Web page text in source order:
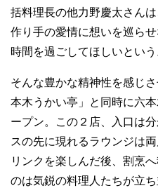
括料理長の他力野慶太さん
作り手の愛情に想いを巡ら
時間を過ごしてほしいという
そんな豊かな精神性を感じ
本木うかい亭」と同時に六
ープン。この２店、入口は
スの先に現れるラウンジは
リンクを楽しんだ後、割烹
のは気鋭の料理人たちが立ち